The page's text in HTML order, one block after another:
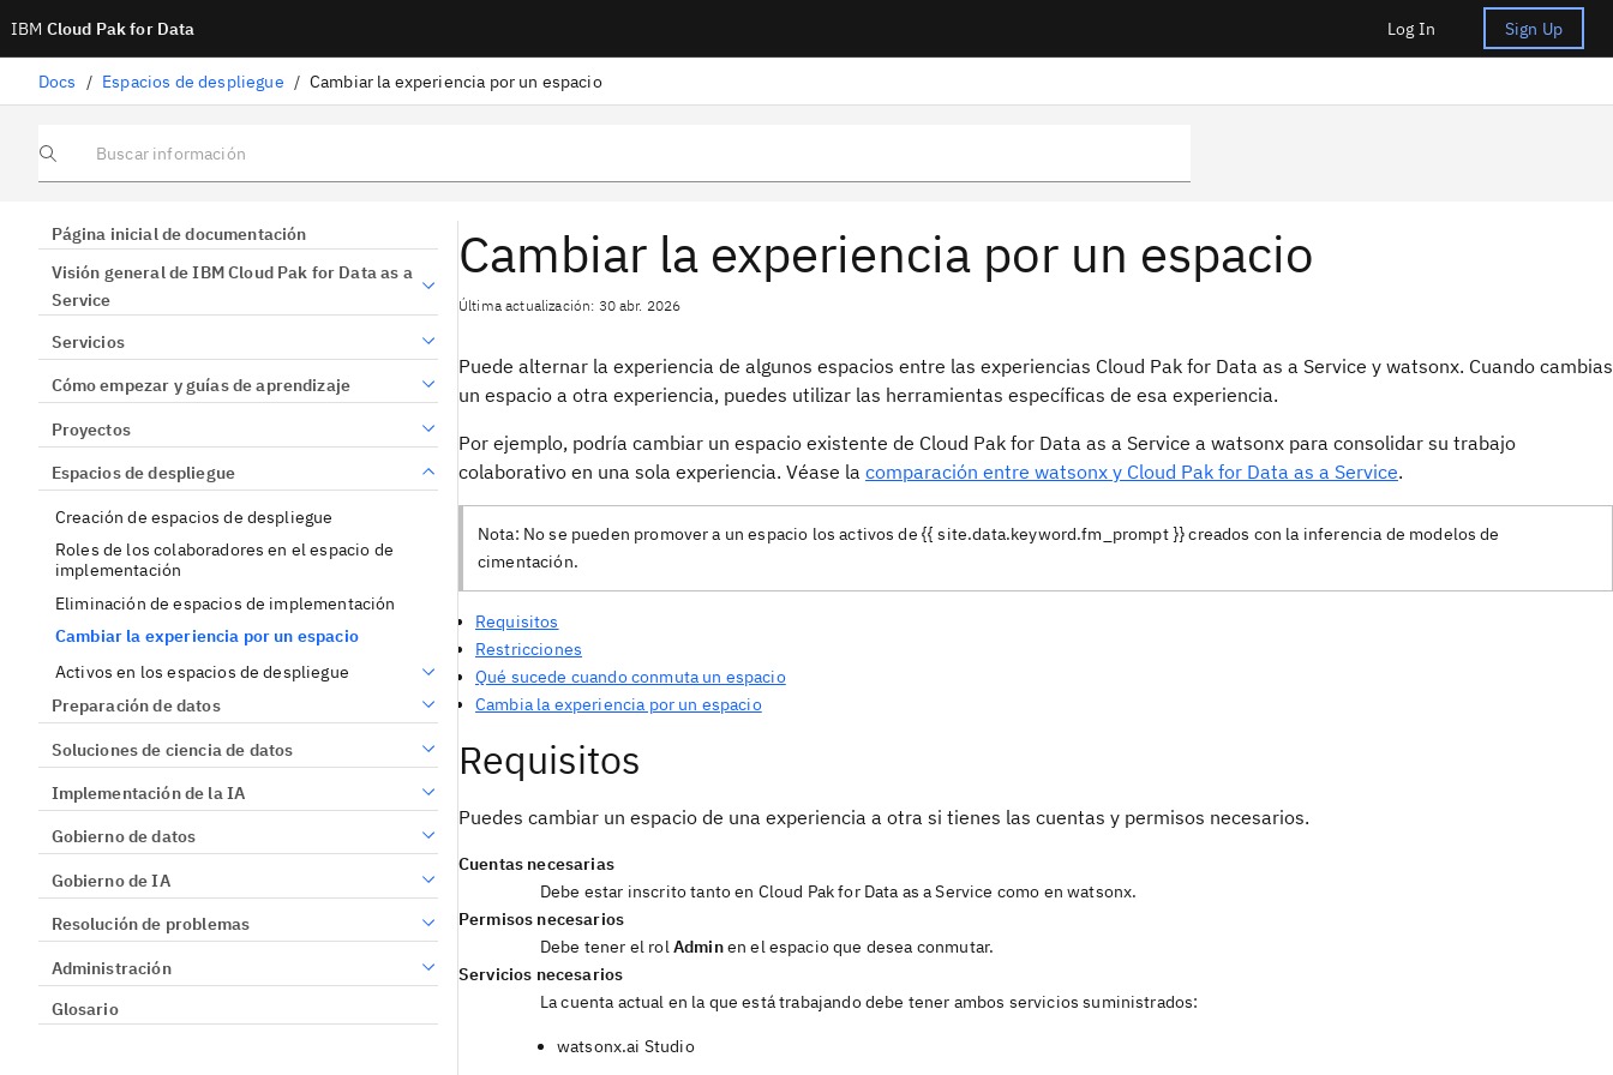
IBM Cloud Pak for Data Log In Sign Up
Docs / Espacios de despliegue / Cambiar la experiencia por un espacio
Buscar información
Página inicial de documentación
Visión general de IBM Cloud Pak for Data as a
Service
Servicios
Cómo empezar y guías de aprendizaje
Proyectos
Espacios de despliegue
Creación de espacios de despliegue
Roles de los colaboradores en el espacio de
implementación
Eliminación de espacios de implementación
Cambiar la experiencia por un espacio
Activos en los espacios de despliegue
Preparación de datos
Soluciones de ciencia de datos
Implementación de la IA
Gobierno de datos
Gobierno de IA
Resolución de problemas
Administración
Glosario
Cambiar la experiencia por un espacio
Última actualización: 30 abr. 2026
Puede alternar la experiencia de algunos espacios entre las experiencias Cloud Pak for Data as a Service y watsonx. Cuando cambias
un espacio a otra experiencia, puedes utilizar las herramientas específicas de esa experiencia.
Por ejemplo, podría cambiar un espacio existente de Cloud Pak for Data as a Service a watsonx para consolidar su trabajo
colaborativo en una sola experiencia. Véase la comparación entre watsonx y Cloud Pak for Data as a Service.
Nota: No se pueden promover a un espacio los activos de {{ site.data.keyword.fm_prompt }} creados con la inferencia de modelos de
cimentación.
Requisitos
Restricciones
Qué sucede cuando conmuta un espacio
Cambia la experiencia por un espacio
Requisitos
Puedes cambiar un espacio de una experiencia a otra si tienes las cuentas y permisos necesarios.
Cuentas necesarias
Debe estar inscrito tanto en Cloud Pak for Data as a Service como en watsonx.
Permisos necesarios
Debe tener el rolAdminen el espacio que desea conmutar.
Servicios necesarios
La cuenta actual en la que está trabajando debe tener ambos servicios suministrados:
watsonx.ai Studio